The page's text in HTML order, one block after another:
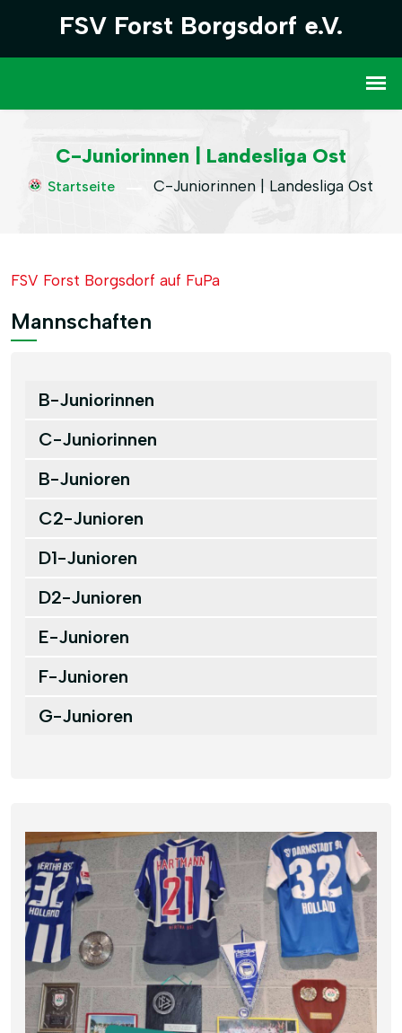
FSV Forst Borgsdorf e.V.
C-Juniorinnen | Landesliga Ost
Startseite C-Juniorinnen | Landesliga Ost
FSV Forst Borgsdorf auf FuPa
Mannschaften
B-Juniorinnen
C-Juniorinnen
B-Junioren
C2-Junioren
D1-Junioren
D2-Junioren
E-Junioren
F-Junioren
G-Junioren